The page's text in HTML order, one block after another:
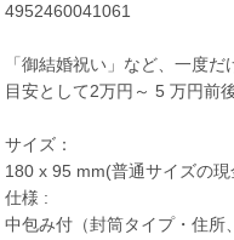
4952460041061
「御結婚祝い」など、一度
目安として2万円～ 5 万円前
サイズ：
180 x 95 mm(普通サイズの
仕様 :
中包み付（封筒タイプ・住所